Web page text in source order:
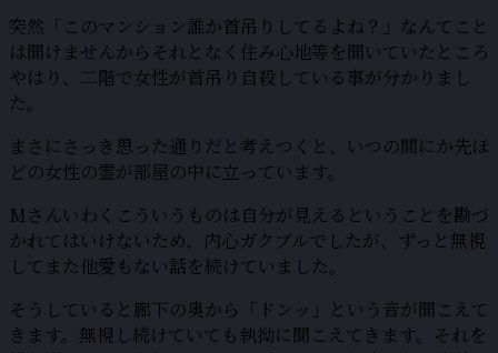
突然「このマンション誰か首吊りしてるよね？」なんてこと
は聞けませんからそれとなく住み心地等を聞いていたところ
やはり、二階で女性が首吊り自殺している事が分かりまし
た。
まさにさっき思った通りだと考えつくと、いつの間にか先ほ
どの女性の霊が部屋の中に立っています。
Mさんいわくこういうものは自分が見えるということを勘づ
かれてはいけないため、内心ガクブルでしたが、ずっと無視
してまた他愛もない話を続けていました。
そうしていると廊下の奥から「ドンッ」という音が聞こえて
きます。無視し続けていても執拗に聞こえてきます。それを